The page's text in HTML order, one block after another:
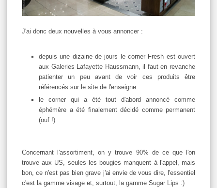
J'ai donc deux nouvelles à vous annoncer :
depuis une dizaine de jours le corner Fresh est ouvert
aux Galeries Lafayette Haussmann, il faut en revanche
patienter un peu avant de voir ces produits être
référencés sur le site de l'enseigne
le corner qui a été tout d'abord annoncé comme
éphémère a été finalement décidé comme permanent
(ouf !)
Concernant l'assortiment, on y trouve 90% de ce que l'on
trouve aux US, seules les bougies manquent à l'appel, mais
bon, ce n'est pas bien grave j'ai envie de vous dire, l'essentiel
c'est la gamme visage et, surtout, la gamme Sugar Lips :)